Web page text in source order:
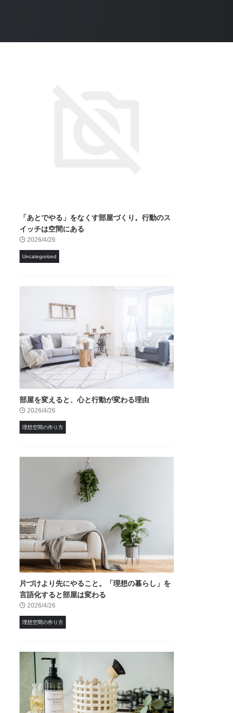
「あとでやる」をなくす部屋づくり。行動のス
イッチは空間にある
2026/4/26
Uncategorized
部屋を変えると、心と行動が変わる理由
2026/4/26
理想空間の作り方
片づけより先にやること。「理想の暮らし」を
言語化すると部屋は変わる
2026/4/26
理想空間の作り方